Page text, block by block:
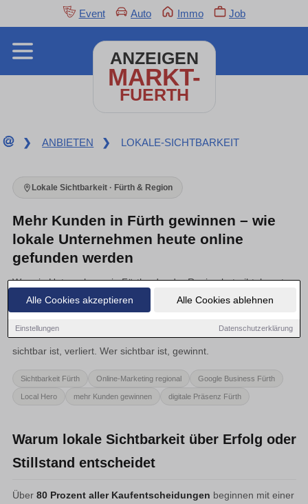
Alle Cookies akzeptieren Alle Cookies ablehnen
Einstellungen Datenschutzerklärung
Event Auto Immo Job
ANZEIGEN
MARKT-
FUERTH
❯ ANBIETEN ❯ LOKALE-SICHTBARKEIT
Lokale Sichtbarkeit · Fürth & Region
Mehr Kunden in Fürth gewinnen – wie
lokale Unternehmen heute online
gefunden werden
Wer ein Unternehmen in Fürth oder der Region betreibt, kennt
das: Gute Arbeit allein bringt keine neuen Aufträge mehr.
entscheiden dort in Sekunden. Wer in diesem Moment nicht
sichtbar ist, verliert. Wer sichtbar ist, gewinnt.
Sichtbarkeit Fürth Online-Marketing regional Google Business Fürth
Local Hero mehr Kunden gewinnen digitale Präsenz Fürth
Warum lokale Sichtbarkeit über Erfolg oder
Stillstand entscheidet
Über 80 Prozent aller Kaufentscheidungen beginnen mit einer